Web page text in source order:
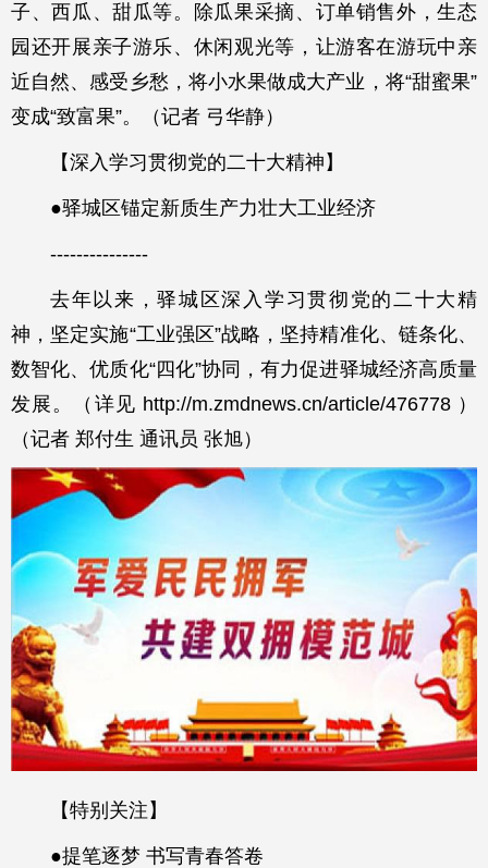
子、西瓜、甜瓜等。除瓜果采摘、订单销售外，生态
园还开展亲子游乐、休闲观光等，让游客在游玩中亲
近自然、感受乡愁，将小水果做成大产业，将“甜蜜果”
变成“致富果”。（记者 弓华静）
【深入学习贯彻党的二十大精神】
●驿城区锚定新质生产力壮大工业经济
---------------
去年以来，驿城区深入学习贯彻党的二十大精
神，坚定实施“工业强区”战略，坚持精准化、链条化、
数智化、优质化“四化”协同，有力促进驿城经济高质量
发展。（详见 http://m.zmdnews.cn/article/476778 ）
（记者 郑付生 通讯员 张旭）
【特别关注】
●提笔逐梦 书写青春答卷